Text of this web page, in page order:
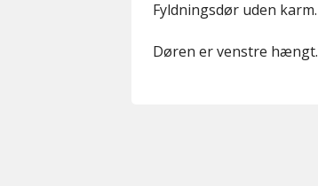
Fyldningsdør uden karm.
Døren er venstre hængt.